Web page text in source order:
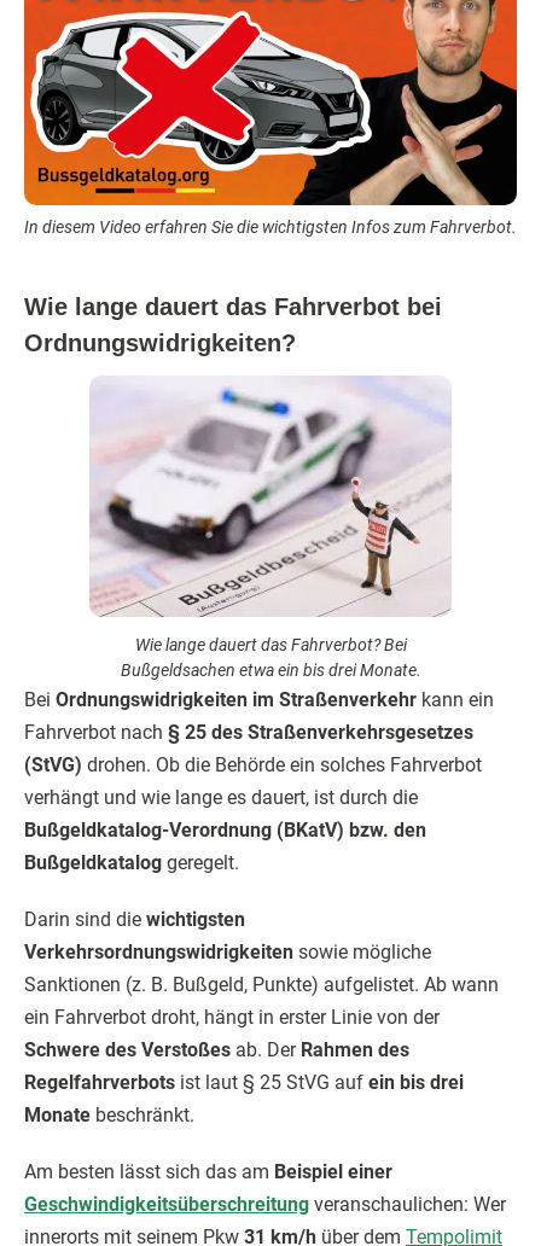
In diesem Video erfahren Sie die wichtigsten Infos zum Fahrverbot.
Wie lange dauert das Fahrverbot bei
Ordnungswidrigkeiten?
Wie lange dauert das Fahrverbot? Bei
Bußgeldsachen etwa ein bis drei Monate.
Bei Ordnungswidrigkeiten im Straßenverkehr kann ein
Fahrverbot nach § 25 des Straßenverkehrsgesetzes
(StVG) drohen. Ob die Behörde ein solches Fahrverbot
verhängt und wie lange es dauert, ist durch die
Bußgeldkatalog-Verordnung (BKatV) bzw. den
Bußgeldkatalog geregelt.
Darin sind die wichtigsten
Verkehrsordnungswidrigkeiten sowie mögliche
Sanktionen (z. B. Bußgeld, Punkte) aufgelistet. Ab wann
ein Fahrverbot droht, hängt in erster Linie von der
Schwere des Verstoßes ab. Der Rahmen des
Regelfahrverbots ist laut § 25 StVG auf ein bis drei
Monate beschränkt.
Am besten lässt sich das am Beispiel einer
Geschwindigkeitsüberschreitung veranschaulichen: Wer
innerorts mit seinem Pkw 31 km/h über dem Tempolimit